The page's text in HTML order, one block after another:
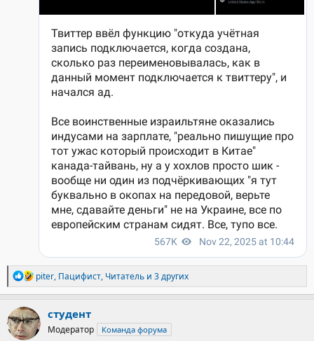
Р
е
а
к
ц
и
piter, Пацифист, Читатель и 3 других
студент
Модератор Команда форума